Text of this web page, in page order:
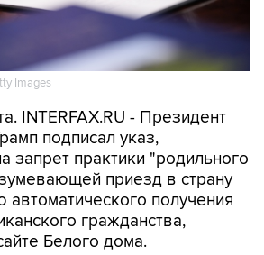
Images
INTERFAX.RU - Президент
подписал указ,
запрет практики "родильного
приезд в страну
получения
гражданства,
Белого дома.